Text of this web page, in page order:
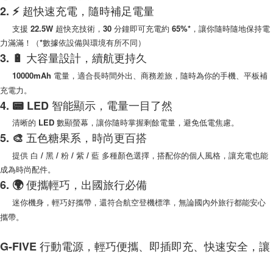
是否繳費成功／繳費後需取消欲退款等相關疑問，請聯繫「AFTEE先享後付
客戶支援中心」https://netprotections.freshdesk.com/support/home
【注意事項】
１．透過由恩沛科技股份有限公司提供之「AFTEE先享後付」服務完成之交
易，需依本服務之必要範圍內提供個人資料，並將交易相關給付款項請求債
２．關於個人資料處理事宜，請瀏覽以下網址：
https://aftee.tw/terms/#terms3
３．未成年的使用者請事先徵得法定代理人或監護人之同意方可使用
「AFTEE先享後付」，若未經同意申辦者引起之損失，本公司不負相關責
任。
４．使用「AFTEE先享後付」時，將依據個別帳號之用戶狀況，依本公司即
時審查核予不同之上限額度；若仍有額度不足之情形，本公司將視審查結果
請求用戶進行身份認證。
５．嚴禁一人註冊多個帳號或使用他人資訊註冊。若發現惡意使用之情形，
恩沛科技股份有限公司將有權停止該用戶之使用額度並採取法律行動。
每筆NT$200，滿NT$1,500(含以上)免運費
2. ⚡ 超快速充電，隨時補足電量
支援 22.5W 超快充技術，30 分鐘即可充電約 65%*，讓你隨時隨地保持電
力滿滿！（*數據依設備與環境有所不同）
3. 🔋 大容量設計，續航更持久
10000mAh 電量，適合長時間外出、商務差旅，隨時為你的手機、平板補
充電力。
4. 📟 LED 智能顯示，電量一目了然
清晰的 LED 數顯螢幕，讓你隨時掌握剩餘電量，避免低電焦慮。
5. 🎨 五色糖果系，時尚更百搭
提供 白 / 黑 / 粉 / 紫 / 藍 多種顏色選擇，搭配你的個人風格，讓充電也能
成為時尚配件。
6. 🌍 便攜輕巧，出國旅行必備
迷你機身，輕巧好攜帶，還符合航空登機標準，無論國內外旅行都能安心
攜帶。
G-FIVE 行動電源，輕巧便攜、即插即充、快速安全，讓